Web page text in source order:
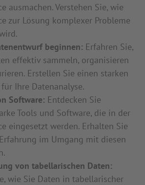
ausmachen. Verstehen Sie, wie
zur Lösung komplexer Probleme
beginnen: Erfahren Sie,
effektiv sammeln, organisieren
Erstellen Sie einen starken
Ihre Datenanalyse.
Software: Entdecken Sie
Tools und Software, die in der
eingesetzt werden. Erhalten Sie
im Umgang mit diesen
von tabellarischen Daten:
wie Sie Daten in tabellarischer